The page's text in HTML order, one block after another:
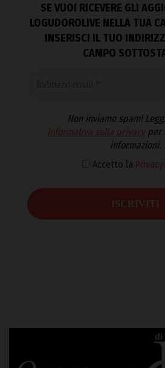
SE VUOI RICEVERE GLI
LOGUDOROLIVE NELLA TUA
INSERISCI IL TUO
CAMPO
Non inviamo spam!
Informativa sulla privacyper
informazioni.
Accetto la